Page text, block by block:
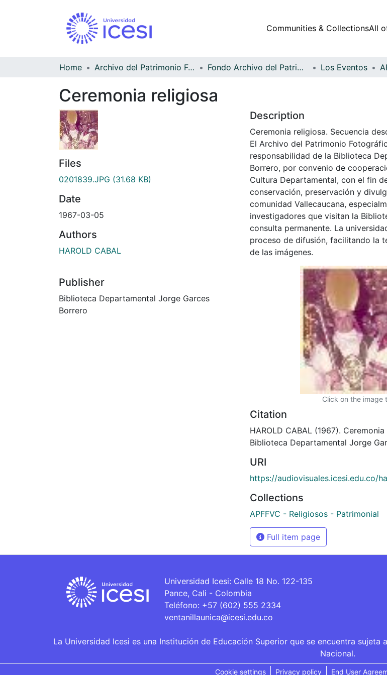
Communities & CollectionsAll
Home Archivo del Patrimonio Fotográfico y Fílmico del Valle del Cauca Fondo Archivo del Patrimonio Fotográfico y Fílmico del Valle del Cauca Los Eventos
Ceremonia religiosa
Files
0201839.JPG (31.68 KB)
Date
1967-03-05
Authors
HAROLD CABAL
Publisher
Biblioteca Departamental Jorge Garces
Borrero
Description
Ceremonia religiosa. Secuencia
El Archivo del Patrimonio
responsabilidad de la Biblioteca
Borrero, por convenio de
Cultura Departamental, con el fin
conservación, preservación y
comunidad Vallecaucana,
investigadores que visitan la
consulta permanente. La
proceso de difusión, facilitando la
de las imágenes.
Click on the image
Citation
HAROLD CABAL (1967).
Biblioteca Departamental Jorge
URI
https://audiovisuales.icesi.edu.co/
Collections
APFFVC - Religiosos - Patrimonial
Full item page
Universidad Icesi: Calle 18 No. 122-135
Pance, Cali - Colombia
Teléfono: +57 (602) 555 2334
ventanillaunica@icesi.edu.co
La Universidad Icesi es una Institución de Educación Superior que se encuentra
Nacional.
Cookie settings Privacy policy End User